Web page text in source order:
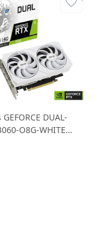
DUAL-
O8G-WHITE